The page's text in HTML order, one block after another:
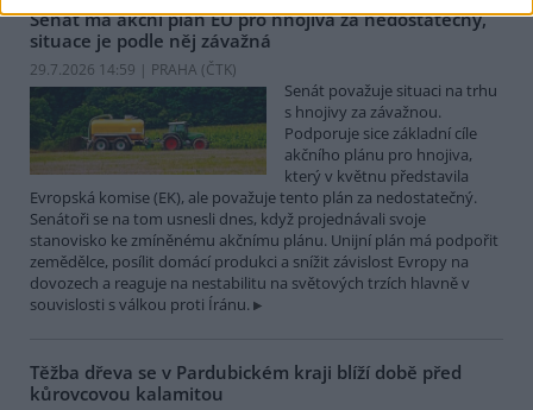
Senát má akční plán EU pro hnojiva za nedostatečný,
situace je podle něj závažná
29.7.2026 14:59 | PRAHA (ČTK)
Senát považuje situaci na trhu
s hnojivy za závažnou.
Podporuje sice základní cíle
akčního plánu pro hnojiva,
který v květnu představila
Evropská komise (EK), ale považuje tento plán za nedostatečný.
Senátoři se na tom usnesli dnes, když projednávali svoje
stanovisko ke zmíněnému akčnímu plánu. Unijní plán má podpořit
zemědělce, posílit domácí produkci a snížit závislost Evropy na
dovozech a reaguje na nestabilitu na světových trzích hlavně v
souvislosti s válkou proti Íránu.
Těžba dřeva se v Pardubickém kraji blíží době před
kůrovcovou kalamitou